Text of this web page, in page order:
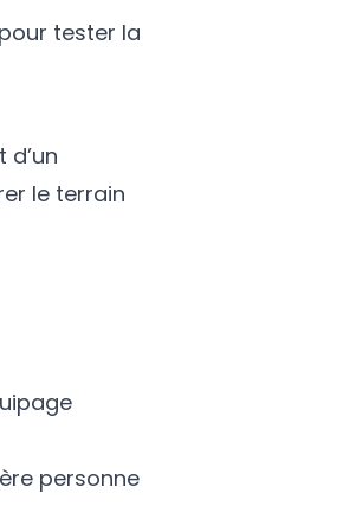
tester la
le terrain
personne